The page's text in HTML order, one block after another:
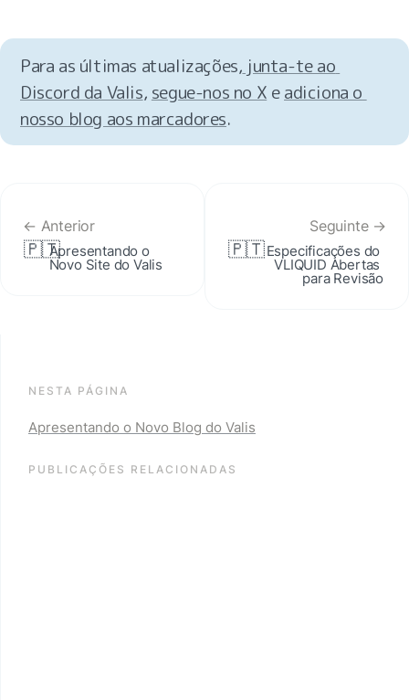
Para as últimas atualizações, junta-te ao
Discord da Valis, segue-nos no X e adiciona o
nosso blog aos marcadores.
← Anterior
🇵🇹Apresentando o
Novo Site do Valis
Seguinte →
🇵🇹Especificações do
VLIQUID Abertas
para Revisão
NESTA PÁGINA
Apresentando o Novo Blog do Valis
PUBLICAÇÕES RELACIONADAS